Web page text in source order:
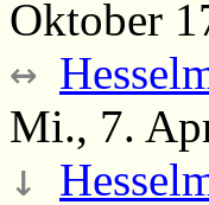
Oktober
↔
Mi., 7.
↓